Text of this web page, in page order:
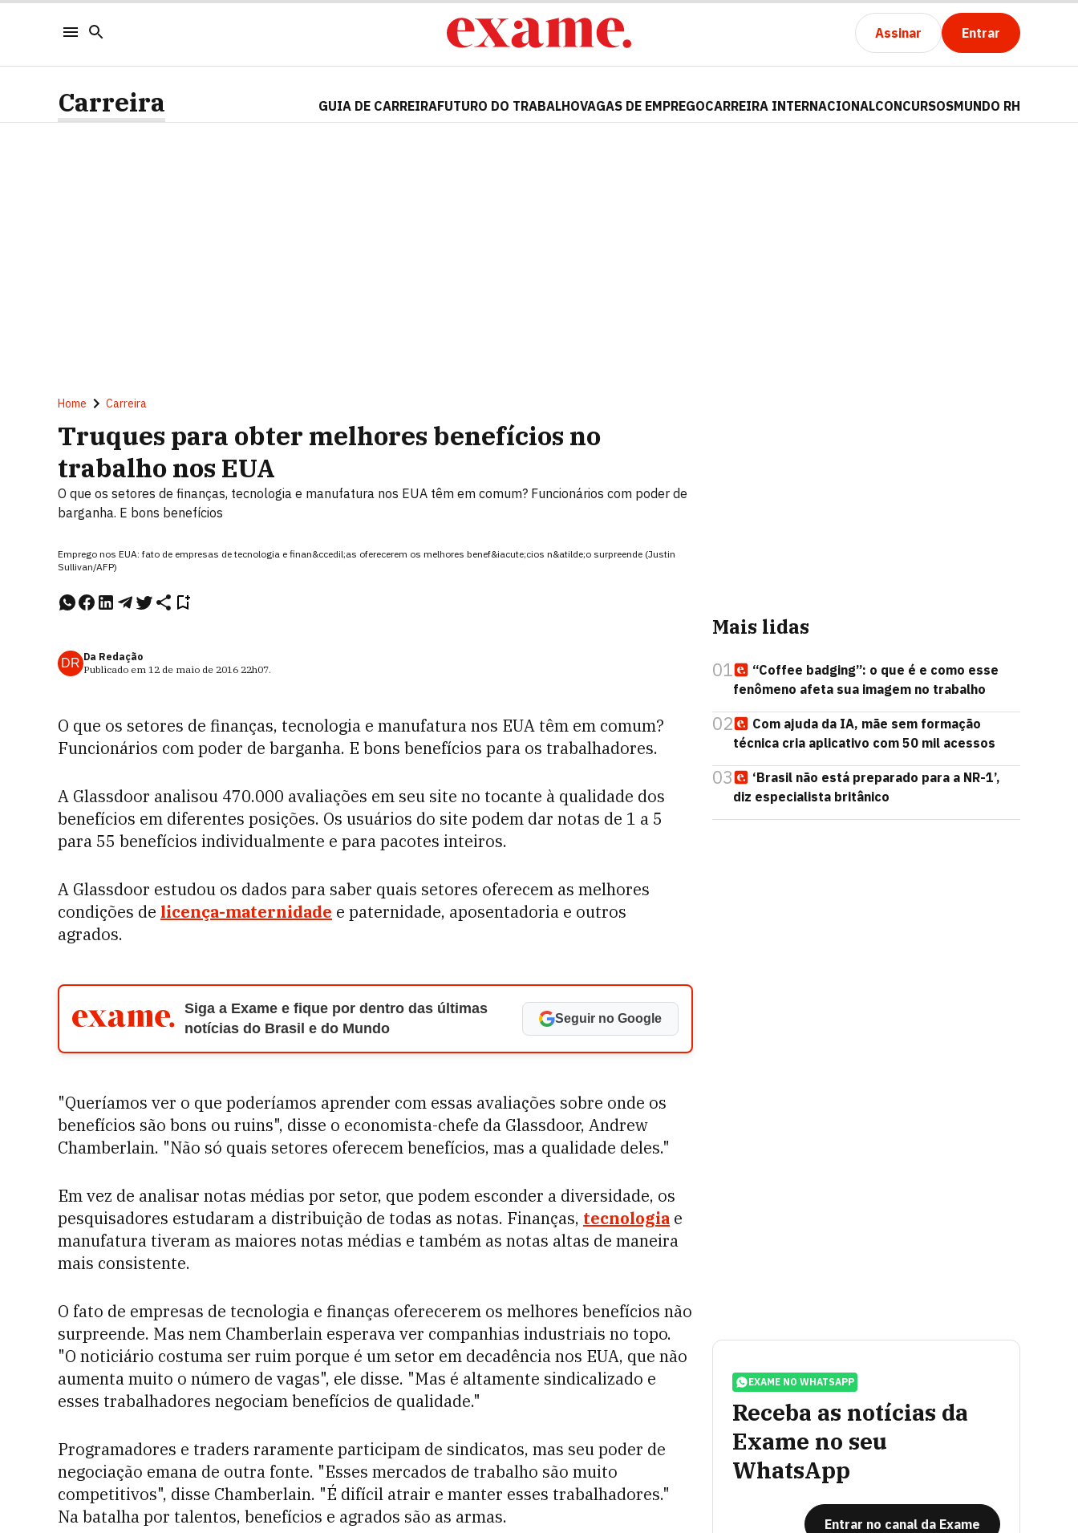
Assinar Entrar
Carreira GUIA DE CARREIRAFUTURO DO TRABALHOVAGAS DE EMPREGOCARREIRA INTERNACIONALCONCURSOSMUNDO RH
Home Carreira
Truques para obter melhores benefícios no
trabalho nos EUA
O que os setores de finanças, tecnologia e manufatura nos EUA têm em comum? Funcionários com poder de
barganha. E bons benefícios
Emprego nos EUA: fato de empresas de tecnologia e finan&ccedil;as oferecerem os melhores benef&iacute;cios n&atilde;o surpreende (Justin
Sullivan/AFP)
DR Da Redação
Publicado em 12 de maio de 2016 22h07.
O que os setores de finanças, tecnologia e manufatura nos EUA têm em comum?
Funcionários com poder de barganha. E bons benefícios para os trabalhadores.
A Glassdoor analisou 470.000 avaliações em seu site no tocante à qualidade dos
benefícios em diferentes posições. Os usuários do site podem dar notas de 1 a 5
para 55 benefícios individualmente e para pacotes inteiros.
A Glassdoor estudou os dados para saber quais setores oferecem as melhores
condições de licença-maternidade e paternidade, aposentadoria e outros
agrados.
Siga a Exame e fique por dentro das últimas
notícias do Brasil e do Mundo
Seguir no Google
"Queríamos ver o que poderíamos aprender com essas avaliações sobre onde os
benefícios são bons ou ruins", disse o economista-chefe da Glassdoor, Andrew
Chamberlain. "Não só quais setores oferecem benefícios, mas a qualidade deles."
Em vez de analisar notas médias por setor, que podem esconder a diversidade, os
pesquisadores estudaram a distribuição de todas as notas. Finanças, tecnologia e
manufatura tiveram as maiores notas médias e também as notas altas de maneira
mais consistente.
O fato de empresas de tecnologia e finanças oferecerem os melhores benefícios não
surpreende. Mas nem Chamberlain esperava ver companhias industriais no topo.
"O noticiário costuma ser ruim porque é um setor em decadência nos EUA, que não
aumenta muito o número de vagas", ele disse. "Mas é altamente sindicalizado e
esses trabalhadores negociam benefícios de qualidade."
Programadores e traders raramente participam de sindicatos, mas seu poder de
negociação emana de outra fonte. "Esses mercados de trabalho são muito
competitivos", disse Chamberlain. "É difícil atrair e manter esses trabalhadores."
Na batalha por talentos, benefícios e agrados são as armas.
Mais lidas
01
“Coffee badging”: o que é e como esse
fenômeno afeta sua imagem no trabalho
02
Com ajuda da IA, mãe sem formação
técnica cria aplicativo com 50 mil acessos
03
‘Brasil não está preparado para a NR-1’,
diz especialista britânico
EXAME NO WHATSAPP
Receba as notícias da
Exame no seu
WhatsApp
Entrar no canal da Exame